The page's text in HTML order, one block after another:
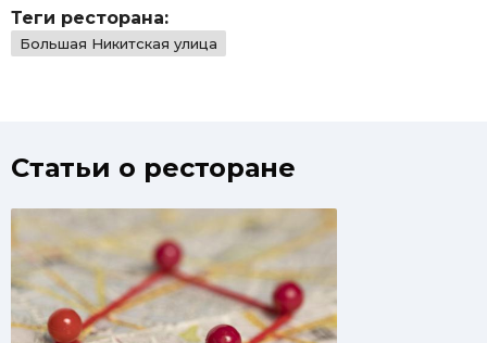
Теги ресторана:
Большая Никитская улица
Статьи о ресторане